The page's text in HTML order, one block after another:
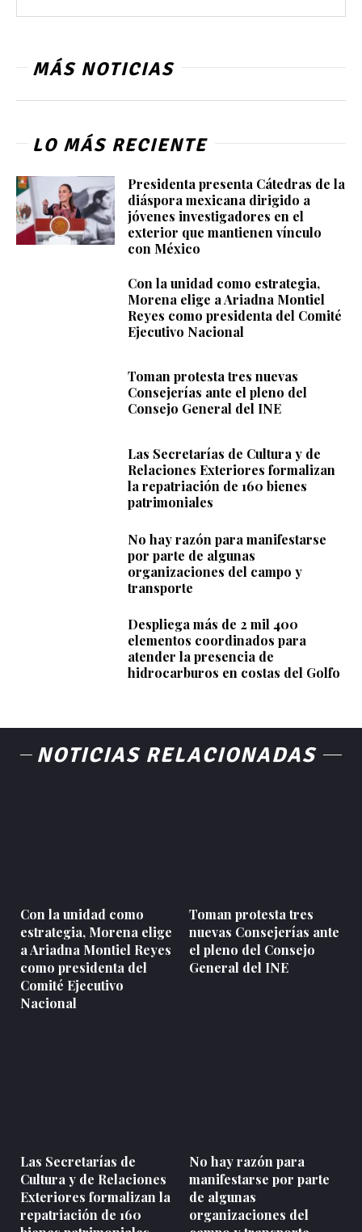
MÁS NOTICIAS
LO MÁS RECIENTE
Presidenta presenta Cátedras de la
diáspora mexicana dirigido a
jóvenes investigadores en el
exterior que mantienen vínculo
con México
Con la unidad como estrategia,
Morena elige a Ariadna Montiel
Reyes como presidenta del Comité
Ejecutivo Nacional
Toman protesta tres nuevas
Consejerías ante el pleno del
Consejo General del INE
Las Secretarías de Cultura y de
Relaciones Exteriores formalizan
la repatriación de 160 bienes
patrimoniales
No hay razón para manifestarse
por parte de algunas
organizaciones del campo y
transporte
Despliega más de 2 mil 400
elementos coordinados para
atender la presencia de
hidrocarburos en costas del Golfo
NOTICIAS RELACIONADAS
Con la unidad como
estrategia, Morena elige
a Ariadna Montiel Reyes
como presidenta del
Comité Ejecutivo
Nacional
Toman protesta tres
nuevas Consejerías ante
el pleno del Consejo
General del INE
Las Secretarías de
Cultura y de Relaciones
Exteriores formalizan la
repatriación de 160
No hay razón para
manifestarse por parte
de algunas
organizaciones del